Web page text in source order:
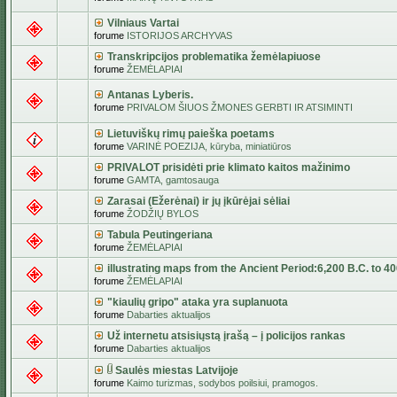
Vilniaus Vartai
forume ISTORIJOS ARCHYVAS
Transkripcijos problematika žemėlapiuose
forume ŽEMĖLAPIAI
Antanas Lyberis.
forume PRIVALOM ŠIUOS ŽMONES GERBTI IR ATSIMINTI
Lietuviškų rimų paieška poetams
forume VARINĖ POEZIJA, kūryba, miniatiūros
PRIVALOT prisidėti prie klimato kaitos mažinimo
forume GAMTA, gamtosauga
Zarasai (Ežerėnai) ir jų įkūrėjai sėliai
forume ŽODŽIŲ BYLOS
Tabula Peutingeriana
forume ŽEMĖLAPIAI
illustrating maps from the Ancient Period:6,200 B.C. to
forume ŽEMĖLAPIAI
"kiaulių gripo" ataka yra suplanuota
forume Dabarties aktualijos
Už internetu atsisiųstą įrašą – į policijos rankas
forume Dabarties aktualijos
Saulės miestas Latvijoje
forume Kaimo turizmas, sodybos poilsiui, pramogos.